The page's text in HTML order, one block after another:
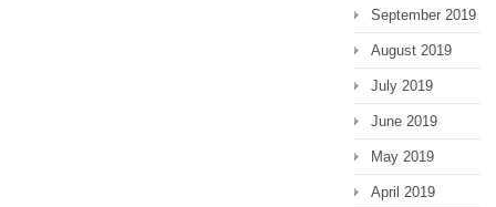
September 2019
August 2019
July 2019
June 2019
May 2019
April 2019